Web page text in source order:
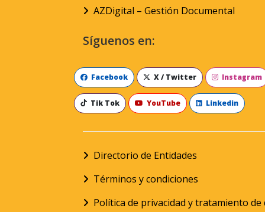
AZDigital – Gestión Documental
Síguenos en:
Facebook X / Twitter Instagram
Tik Tok YouTube Linkedin
Directorio de Entidades
Términos y condiciones
Política de privacidad y tratamiento